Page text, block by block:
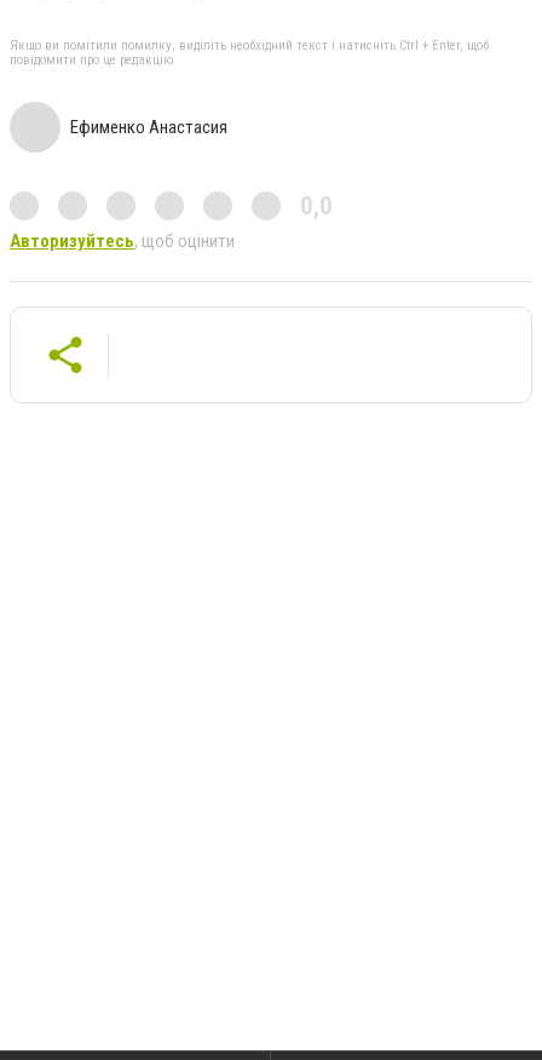
Якщо ви помітили помилку, виділіть необхідний текст і натисніть Ctrl + Enter, щоб
повідомити про це редакцію
Ефименко Анастасия
0,0
Авторизуйтесь, щоб оцінити